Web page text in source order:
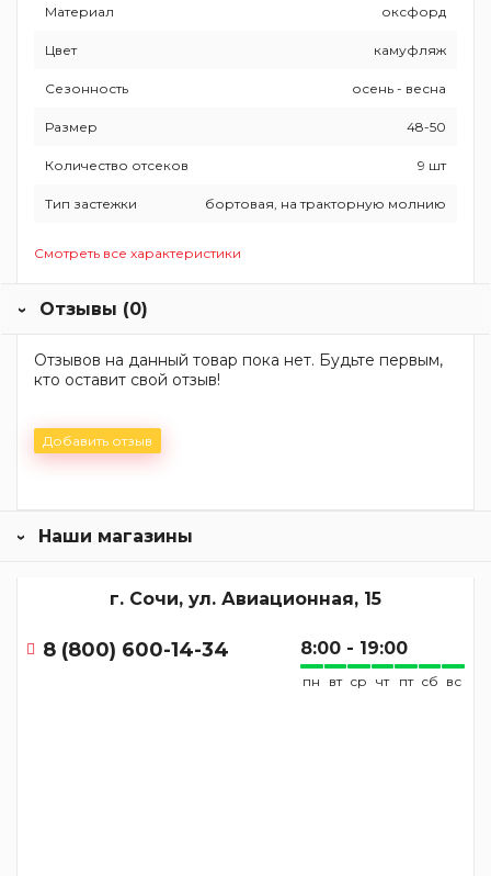
Материал оксфорд
Цвет камуфляж
Сезонность осень - весна
Размер 48-50
Количество отсеков 9 шт
Тип застежки бортовая, на тракторную молнию
Смотреть все характеристики
Отзывы (0)
Отзывов на данный товар пока нет. Будьте первым,
кто оставит свой отзыв!
Добавить отзыв
Наши магазины
г. Сочи, ул. Авиационная, 15
8 (800) 600-14-34 8:00 - 19:00
пн вт ср чт пт сб вс